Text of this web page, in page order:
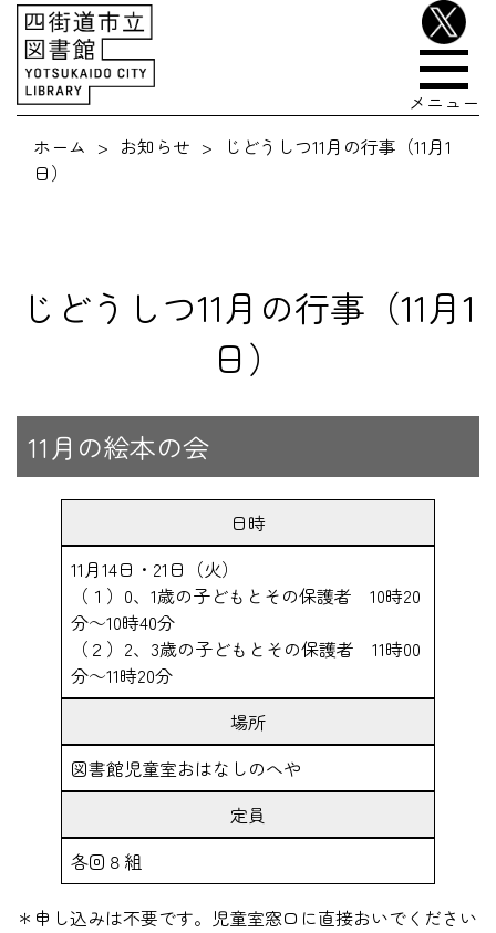
メニュー
ホーム
お知らせ
じどうしつ11月の行事（11月1
日）
じどうしつ11月の行事（11月1
日）
11月の絵本の会
日時
11月14日・21日（火）
（１）0、1歳の子どもとその保護者 10時20
分～10時40分
（２）2、3歳の子どもとその保護者 11時00
分～11時20分
場所
図書館児童室おはなしのへや
定員
各回８組
＊申し込みは不要です。児童室窓口に直接おいでください